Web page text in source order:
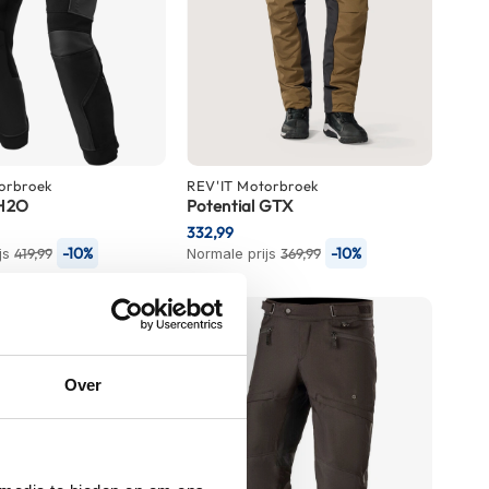
Over
419,99 -10%
REV'IT Motorbroek
Potential GTX
Normale prijs 369,99 -10%
332,99